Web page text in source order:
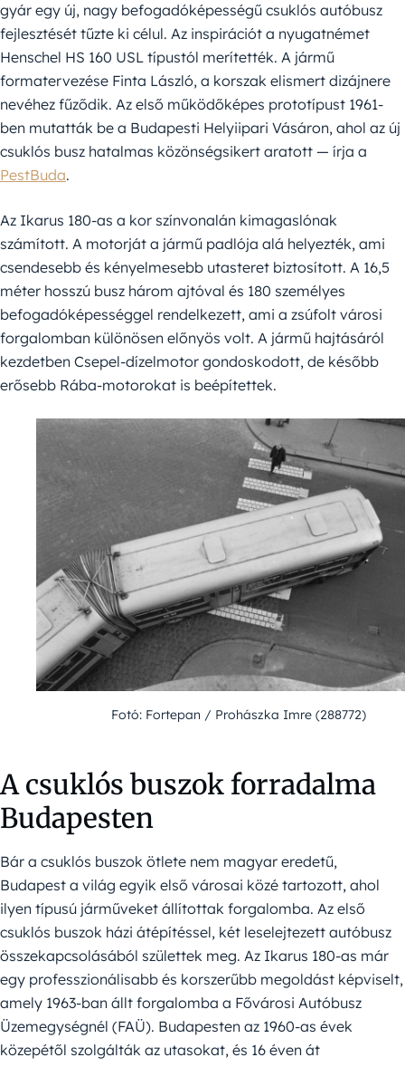
gyár egy új, nagy befogadóképességű csuklós autóbusz
fejlesztését tűzte ki célul. Az inspirációt a nyugatnémet
Henschel HS 160 USL típustól merítették. A jármű
formatervezése Finta László, a korszak elismert dizájnere
nevéhez fűződik. Az első működőképes prototípust 1961-
ben mutatták be a Budapesti Helyiipari Vásáron, ahol az új
csuklós busz hatalmas közönségsikert aratott — írja a
PestBuda.
Az Ikarus 180-as a kor színvonalán kimagaslónak
számított. A motorját a jármű padlója alá helyezték, ami
csendesebb és kényelmesebb utasteret biztosított. A 16,5
méter hosszú busz három ajtóval és 180 személyes
befogadóképességgel rendelkezett, ami a zsúfolt városi
forgalomban különösen előnyös volt. A jármű hajtásáról
kezdetben Csepel-dízelmotor gondoskodott, de később
erősebb Rába-motorokat is beépítettek.
Fotó: Fortepan / Prohászka Imre (288772)
A csuklós buszok forradalma
Budapesten
Bár a csuklós buszok ötlete nem magyar eredetű,
Budapest a világ egyik első városai közé tartozott, ahol
ilyen típusú járműveket állítottak forgalomba. Az első
csuklós buszok házi átépítéssel, két leselejtezett autóbusz
összekapcsolásából születtek meg. Az Ikarus 180-as már
egy professzionálisabb és korszerűbb megoldást képviselt,
amely 1963-ban állt forgalomba a Fővárosi Autóbusz
Üzemegységnél (FAÜ). Budapesten az 1960-as évek
közepétől szolgálták az utasokat, és 16 éven át